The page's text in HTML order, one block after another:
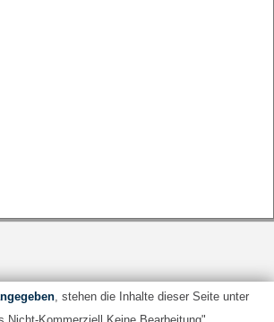
, stehen die Inhalte dieser Seite unter